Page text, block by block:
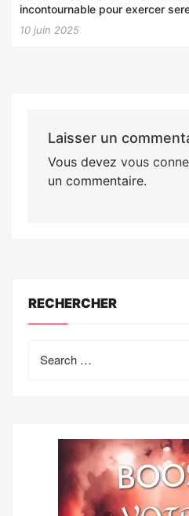
incontournable pour exercer
10 juin 2025
Laisser un
Vous devez vous
un commentaire.
RECHERCHER
for: